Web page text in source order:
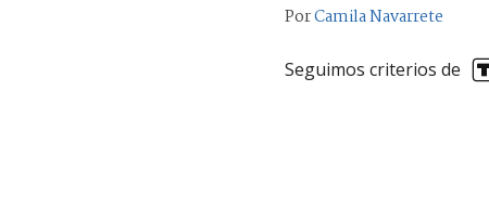
PorCamila Navarrete
Seguimos criterios de